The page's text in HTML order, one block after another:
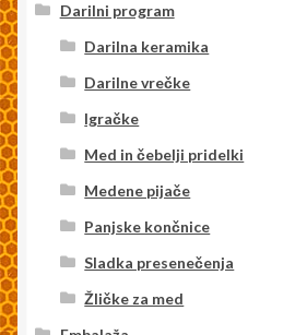
Darilni program
Darilna keramika
Darilne vrečke
Igračke
Med in čebelji pridelki
Medene pijače
Panjske končnice
Sladka presenečenja
Žličke za med